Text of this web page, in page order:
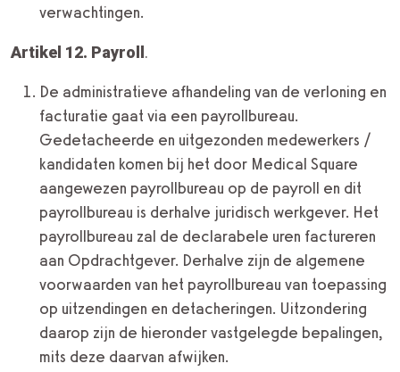
verwachtingen.
Artikel 12. Payroll .
De administratieve afhandeling van de verloning en
facturatie gaat via een payrollbureau.
Gedetacheerde en uitgezonden medewerkers /
kandidaten komen bij het door Medical Square
aangewezen payrollbureau op de payroll en dit
payrollbureau is derhalve juridisch werkgever. Het
payrollbureau zal de declarabele uren factureren
aan Opdrachtgever. Derhalve zijn de algemene
voorwaarden van het payrollbureau van toepassing
op uitzendingen en detacheringen. Uitzondering
daarop zijn de hieronder vastgelegde bepalingen,
mits deze daarvan afwijken.